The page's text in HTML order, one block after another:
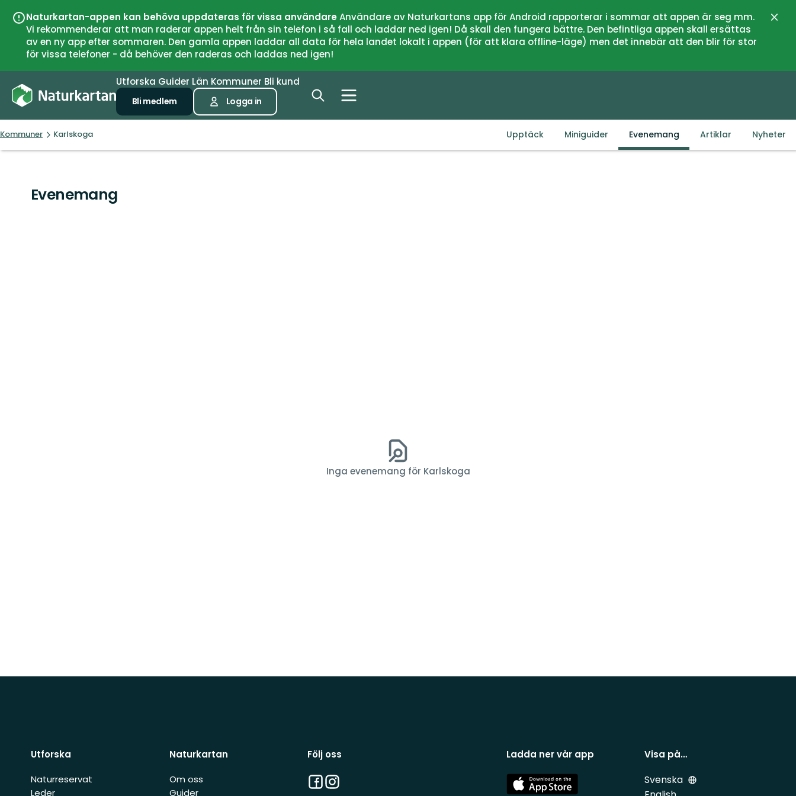
Naturkartan-appen kan behöva uppdateras för vissa användareAnvändare av Naturkartans app för Android rapporterar i sommar att appen är seg mm.
Vi rekommenderar att man raderar appen helt från sin telefon i så fall och laddar ned igen! Då skall den fungera bättre. Den befintliga appen skall ersättas
av en ny app efter sommaren. Den gamla appen laddar all data för hela landet lokalt i appen (för att klara offline-läge) men det innebär att den blir för stor
för vissa telefoner - då behöver den raderas och laddas ned igen!
Utforska Guider Län Kommuner Bli kund
Bli medlem Logga in
Kommuner Karlskoga Upptäck Miniguider Evenemang Artiklar Nyheter
Evenemang
Inga evenemang för Karlskoga
Utforska
Naturreservat
Leder
Naturkartan
Om oss
Guider
Följ oss
Facebook
Instagram
Ladda ner vår app
App
Store
Visa på…
Svenska